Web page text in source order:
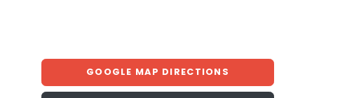
GOOGLE MAP DIRECTIONS